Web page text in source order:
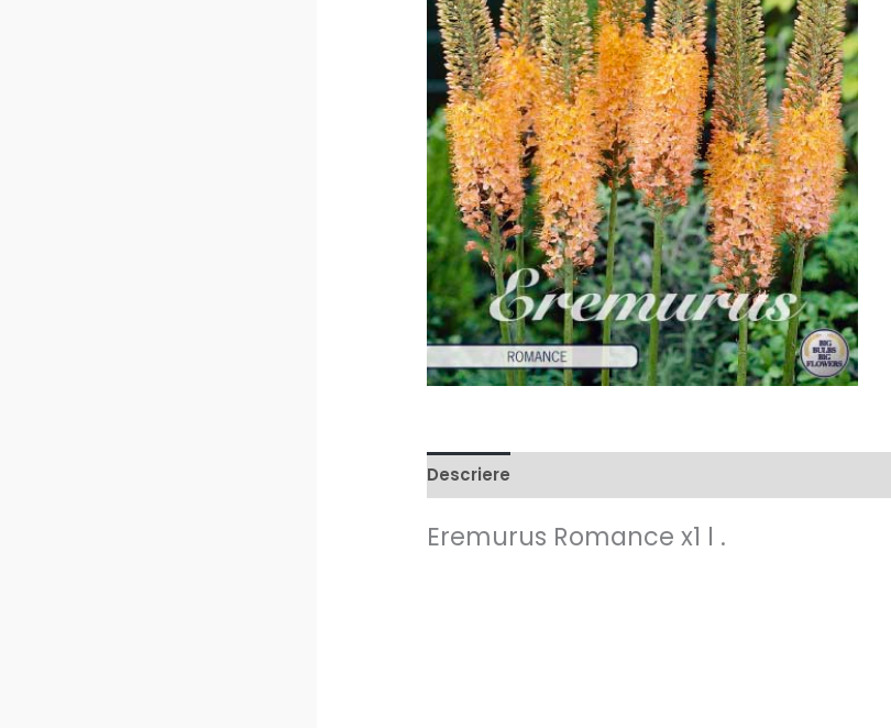
Descriere
Eremurus Romance x1 l .